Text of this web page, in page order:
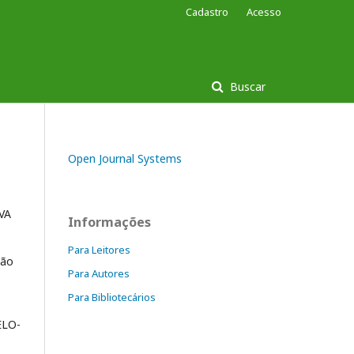
Buscar
Cadastro Acesso
Open Journal Systems
Informações
Para Leitores
Para Autores
Para Bibliotecários